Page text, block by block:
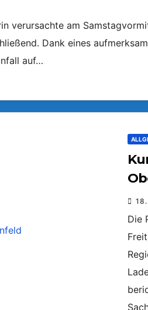
verursachte am
Dank eines
auf…
Die